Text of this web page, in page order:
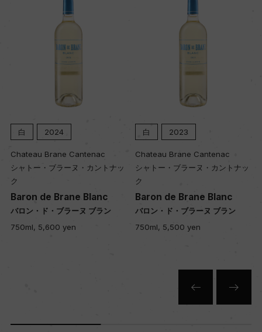
白 2024
Chateau Brane Cantenac
シャトー・ブラーヌ・カントナッ
ク
Baron de Brane Blanc
バロン・ド・ブラーヌ ブラン
750ml, 5,600 yen
白 2023
Chateau Brane Cantenac
シャトー・ブラーヌ・カントナッ
ク
Baron de Brane Blanc
バロン・ド・ブラーヌ ブラン
750ml, 5,500 yen